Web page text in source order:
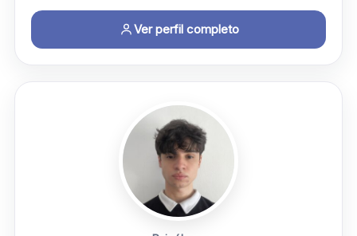
Ver perfil completo